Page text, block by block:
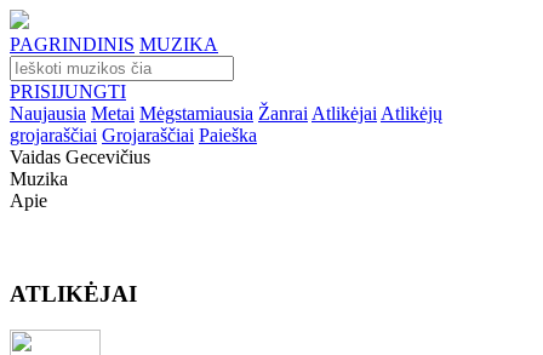
PAGRINDINIS MUZIKA
PRISIJUNGTI
Naujausia Metai Mėgstamiausia Žanrai Atlikėjai Atlikėjų
grojaraščiai Grojaraščiai Paieška
Vaidas Gecevičius
Muzika
Apie
ATLIKĖJAI